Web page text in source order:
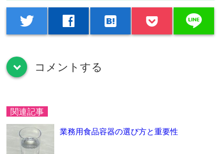
twitter facebook hatenabookmark line
down コメントする
関連記事
業務用食品容器の選び方と重要性